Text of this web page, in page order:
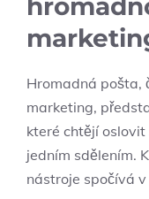
Hromadná pošta,
marketing,
které chtějí
jedním sdělením.
nástroje spočívá